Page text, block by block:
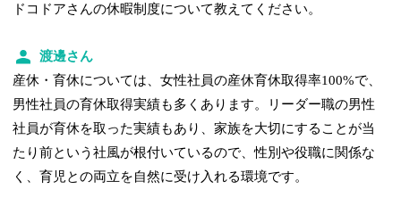
ドコドアさんの休暇制度について教えてください。
渡邊さん
産休・育休については、女性社員の産休育休取得率100%で、
男性社員の育休取得実績も多くあります。リーダー職の男性
社員が育休を取った実績もあり、家族を大切にすることが当
たり前という社風が根付いているので、性別や役職に関係な
く、育児との両立を自然に受け入れる環境です。